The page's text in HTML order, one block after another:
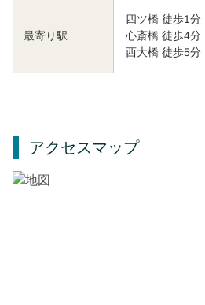
最寄り駅
四ツ橋 徒歩1分
心斎橋 徒歩4分
西大橋 徒歩5分
アクセスマップ